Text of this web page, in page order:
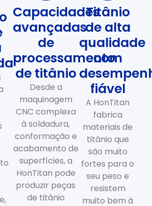
Capacidades
avançadas
de
processamento
de titânio
Desde a
maquinagem
CNC complexa
à soldadura,
conformação e
acabamento de
superfícies, a
HonTitan pode
produzir peças
de titânio
Titânio
de alta
qualidade
com
fiável
A HonTitan
fabrica
materiais de
titânio que
são muito
fortes para o
seu peso e
resistem
muito bem à